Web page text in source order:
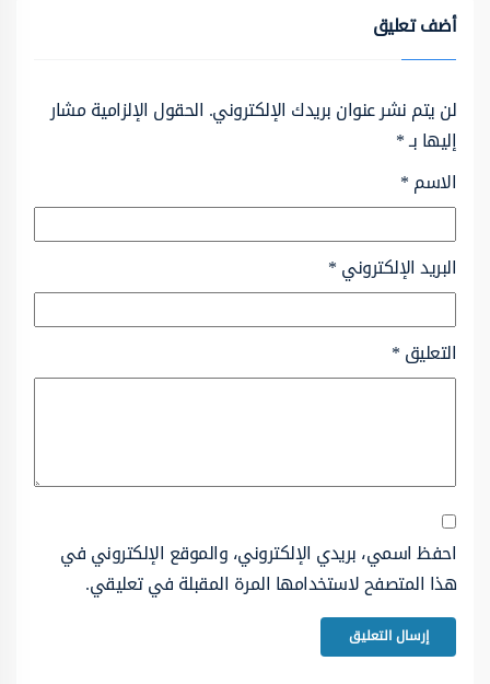
أضف تعليق
لن يتم نشر عنوان بريدك الإلكتروني. الحقول الإلزامية مشار
إليها بـ*
الاسم*
البريد الإلكتروني*
التعليق*
احفظ اسمي، بريدي الإلكتروني، والموقع الإلكتروني في
هذا المتصفح لاستخدامها المرة المقبلة في تعليقي.